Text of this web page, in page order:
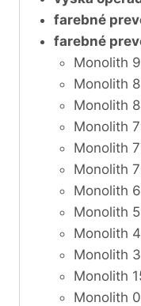
farebné
farebné
Monolith
Monolith
Monolith
Monolith
Monolith
Monolith
Monolith
Monolith
Monolith
Monolith
Monolith
Monolith